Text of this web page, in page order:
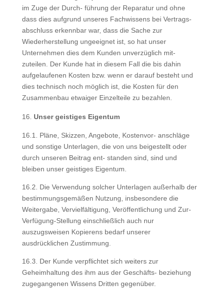
im Zuge der Durch- führung der Reparatur und ohne
dass dies aufgrund unseres Fachwissens bei Vertrags-
abschluss erkennbar war, dass die Sache zur
Wiederherstellung ungeeignet ist, so hat unser
Unternehmen dies dem Kunden unverzüglich mit-
zuteilen. Der Kunde hat in diesem Fall die bis dahin
aufgelaufenen Kosten bzw. wenn er darauf besteht und
dies technisch noch möglich ist, die Kosten für den
Zusammenbau etwaiger Einzelteile zu bezahlen.
Unser geistiges Eigentum
16.1. Pläne, Skizzen, Angebote, Kostenvor- anschläge
und sonstige Unterlagen, die von uns beigestellt oder
durch unseren Beitrag ent- standen sind, sind und
bleiben unser geistiges Eigentum.
16.2. Die Verwendung solcher Unterlagen außerhalb der
bestimmungsgemäßen Nutzung, insbesondere die
Weitergabe, Vervielfältigung, Veröffentlichung und Zur-
Verfügung-Stellung einschließlich auch nur
auszugsweisen Kopierens bedarf unserer
ausdrücklichen Zustimmung.
16.3. Der Kunde verpflichtet sich weiters zur
Geheimhaltung des ihm aus der Geschäfts- beziehung
zugegangenen Wissens Dritten gegenüber.